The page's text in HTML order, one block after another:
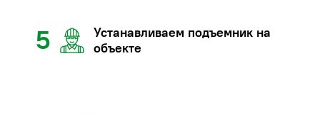
5
Устанавливаем подъемник на
объекте